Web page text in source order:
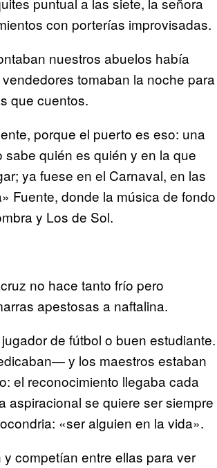
con porterías improvisadas.
nuestros abuelos había
tomaban la noche para
que cuentos.
porque el puerto es eso: una
quién es quién y en la que
ya fuese en el Carnaval, en las
Fuente, donde la música de fondo
y Los de Sol.
no hace tanto frío pero
apestosas a naftalina.
de fútbol o buen estudiante.
y los maestros estaban
el reconocimiento llegaba cada
aspiracional se quiere ser siempre
«ser alguien en la vida».
competían entre ellas para ver